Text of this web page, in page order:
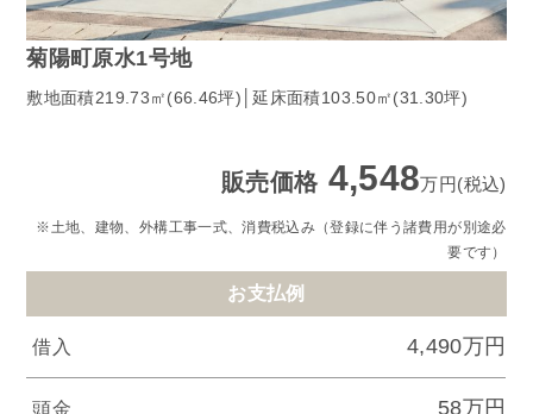
菊陽町原水1号地
敷地面積219.73㎡(66.46坪)│延床面積103.50㎡(31.30坪)
販売価格 4,548万円(税込)
※土地、建物、外構工事一式、消費税込み（登録に伴う諸費用が別途必
要です）
お支払例
借入 4,490万円
頭金 58万円